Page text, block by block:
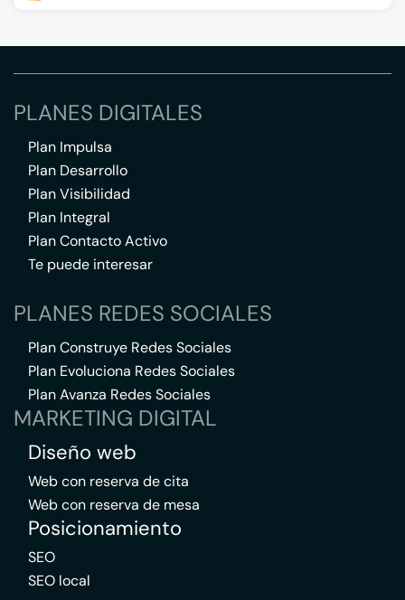
PLANES DIGITALES
Plan Impulsa
Plan Desarrollo
Plan Visibilidad
Plan Integral
Plan Contacto Activo
Te puede interesar
PLANES REDES SOCIALES
Plan Construye Redes Sociales
Plan Evoluciona Redes Sociales
Plan Avanza Redes Sociales
MARKETING DIGITAL
Diseño web
Web con reserva de cita
Web con reserva de mesa
Posicionamiento
SEO
SEO local